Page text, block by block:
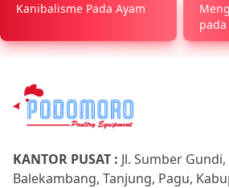
Kanibalisme Pada Ayam
KANTOR PUSAT : Jl. Sumber Gundi,
Balekambang, Tanjung, Pagu,